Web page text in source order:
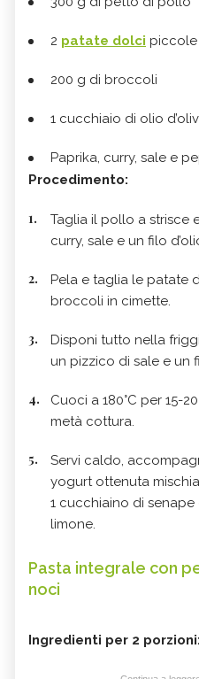
2 patate dolci piccole
200 g di broccoli
1 cucchiaio di olio
Paprika, curry, sale e
Procedimento:
Taglia il pollo a strisce
curry, sale e un filo
Pela e taglia le patate
broccoli in cimette.
Disponi tutto nella
un pizzico di sale e un
Cuoci a 180°C per 15-
metà cottura.
Servi caldo,
yogurt ottenuta
1 cucchiaino di
limone.
Pasta integrale con
noci
Ingredienti per 2 porzioni: